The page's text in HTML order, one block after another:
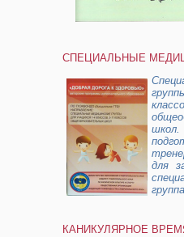
СПЕЦИАЛЬНЫЕ
для
КАНИКУЛЯРНОЕ